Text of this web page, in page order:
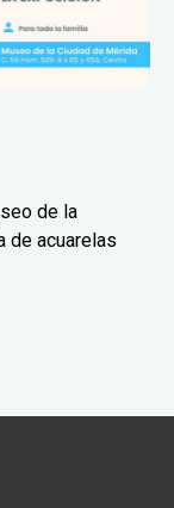
de la
de acuarelas